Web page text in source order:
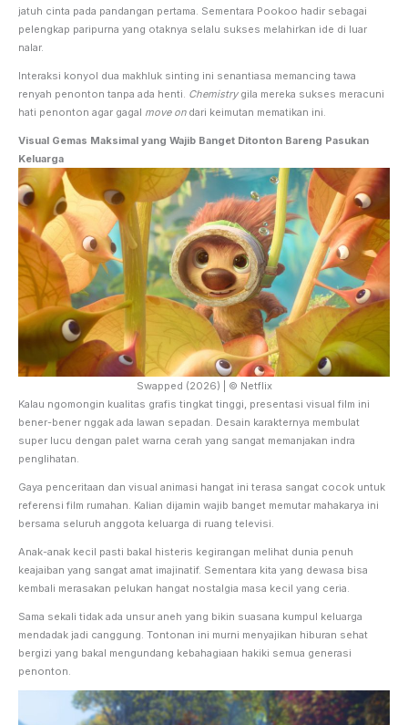
jatuh cinta pada pandangan pertama. Sementara Pookoo hadir sebagai
pelengkap paripurna yang otaknya selalu sukses melahirkan ide di luar
nalar.
Interaksi konyol dua makhluk sinting ini senantiasa memancing tawa
renyah penonton tanpa ada henti. Chemistrygila mereka sukses meracuni
hati penonton agar gagal move ondari keimutan mematikan ini.
Visual Gemas Maksimal yang Wajib Banget Ditonton Bareng Pasukan
Keluarga
Swapped (2026) | © Netflix
Kalau ngomongin kualitas grafis tingkat tinggi, presentasi visual film ini
bener-bener nggak ada lawan sepadan. Desain karakternya membulat
super lucu dengan palet warna cerah yang sangat memanjakan indra
penglihatan.
Gaya penceritaan dan visual animasi hangat ini terasa sangat cocok untuk
referensi film rumahan. Kalian dijamin wajib banget memutar mahakarya ini
bersama seluruh anggota keluarga di ruang televisi.
Anak-anak kecil pasti bakal histeris kegirangan melihat dunia penuh
keajaiban yang sangat amat imajinatif. Sementara kita yang dewasa bisa
kembali merasakan pelukan hangat nostalgia masa kecil yang ceria.
Sama sekali tidak ada unsur aneh yang bikin suasana kumpul keluarga
mendadak jadi canggung. Tontonan ini murni menyajikan hiburan sehat
bergizi yang bakal mengundang kebahagiaan hakiki semua generasi
penonton.